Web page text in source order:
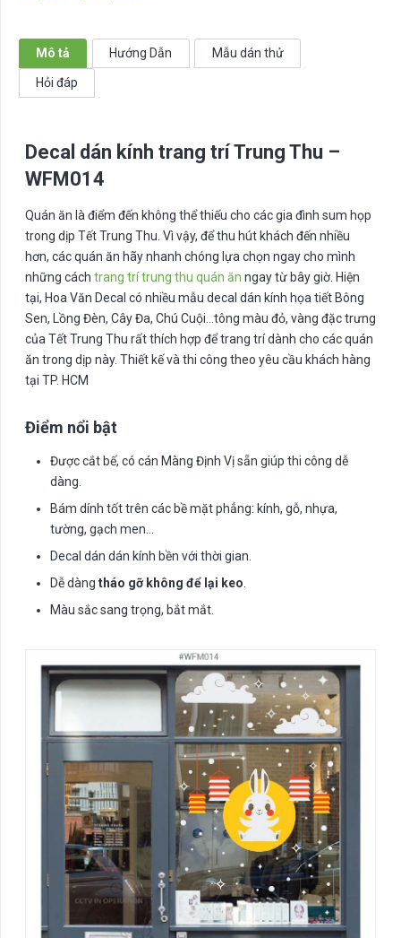
Thu
-
WFM014
Mô tả Hướng Dẫn Mẫu dán thử
Hỏi đáp
Decal dán kính trang trí Trung Thu –
WFM014
Quán ăn là điểm đến không thể thiếu cho các gia đình sum họp
trong dịp Tết Trung Thu. Vì vậy, để thu hút khách đến nhiều
hơn, các quán ăn hãy nhanh chóng lựa chọn ngay cho mình
những cách trang trí trung thu quán ăn ngay từ bây giờ. Hiện
tại, Hoa Văn Decal có nhiều mẫu decal dán kính họa tiết Bông
Sen, Lồng Đèn, Cây Đa, Chú Cuội…tông màu đỏ, vàng đặc trưng
của Tết Trung Thu rất thích hợp để trang trí dành cho các quán
ăn trong dịp này. Thiết kế và thi công theo yêu cầu khách hàng
tại TP. HCM
Điểm nổi bật
Được cắt bế, có cán Màng Định Vị sẵn giúp thi công dễ
dàng.
Bám dính tốt trên các bề mặt phẳng: kính, gỗ, nhựa,
tường, gạch men…
Decal dán dán kính bền với thời gian.
Dễ dàng tháo gỡ không để lại keo.
Màu sắc sang trọng, bắt mắt.